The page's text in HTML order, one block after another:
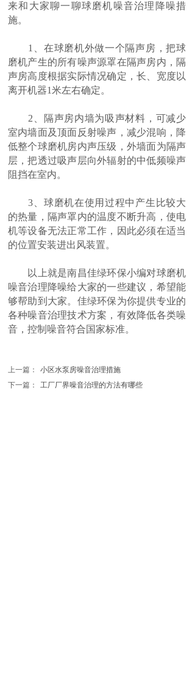
来和大家聊一聊球磨机噪音治理降噪措
施。
1、在球磨机外做一个隔声房，把球
磨机产生的所有噪声源罩在隔声房内，隔
声房高度根据实际情况确定，长、宽度以
离开机器1米左右确定。
2、隔声房内墙为吸声材料，可减少
室内墙面及顶面反射噪声，减少混响，降
低整个球磨机房内声压级，外墙面为隔声
层，把透过吸声层向外辐射的中低频噪声
阻挡在室内。
3、球磨机在使用过程中产生比较大
的热量，隔声罩内的温度不断升高，使电
机等设备无法正常工作，因此必须在适当
的位置安装进出风装置。
以上就是南昌佳绿环保小编对球磨机
噪音治理降噪给大家的一些建议，希望能
够帮助到大家。佳绿环保为你提供专业的
各种噪音治理技术方案，有效降低各类噪
音，控制噪音符合国家标准。
上一篇：
小区水泵房噪音治理措施
下一篇：
工厂厂界噪音治理的方法有哪些